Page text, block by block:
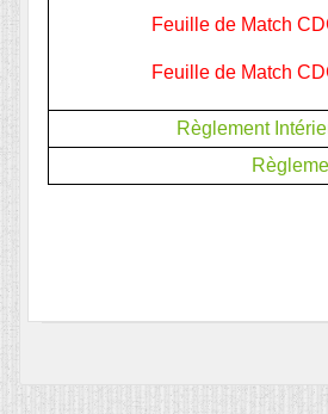
Feuille de Match
Feuille de Match
Règlement